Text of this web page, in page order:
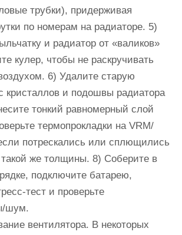
трубки), придерживая
по номерам на радиаторе. 5)
и радиатор от «валиков»
кулер, чтобы не раскручивать
6) Удалите старую
кристаллов и подошвы радиатора
тонкий равномерный слой
термопрокладки на VRM/
потрескались или сплющились
же толщины. 8) Соберите в
подключите батарею,
и проверьте
шум.
вентилятора. В некоторых